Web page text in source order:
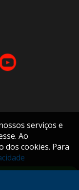
serviços e
Ao
dos cookies. Para